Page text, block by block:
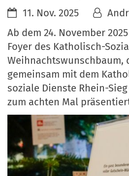
11. Nov. 2025
Ab dem 24. November
Foyer des Katholisch-
Weihnachtswunschbaum,
gemeinsam mit dem
soziale Dienste Rhein-Sieg
zum achten Mal